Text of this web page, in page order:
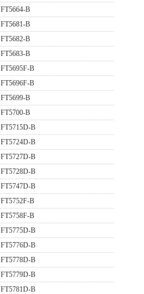
FT5664-B
FT5681-B
FT5682-B
FT5683-B
FT5695F-B
FT5696F-B
FT5699-B
FT5700-B
FT5715D-B
FT5724D-B
FT5727D-B
FT5728D-B
FT5747D-B
FT5752F-B
FT5758F-B
FT5775D-B
FT5776D-B
FT5778D-B
FT5779D-B
FT5781D-B